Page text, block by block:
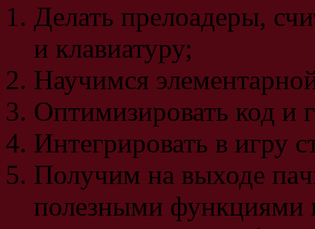
Делать прелоадеры,
и клавиатуру;
Научимся
Оптимизировать код и
Интегрировать в игру
Получим на выходе
полезными функциями